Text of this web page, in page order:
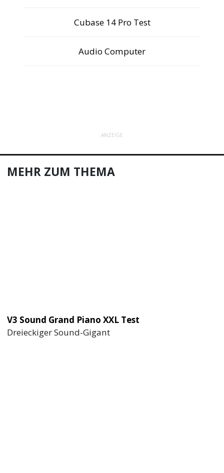
Cubase 14 Pro Test
Audio Computer
ANZEIGE
MEHR ZUM THEMA
V3 Sound Grand Piano XXL Test
Dreieckiger Sound-Gigant